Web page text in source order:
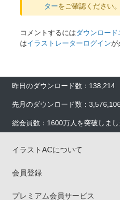
ターをご確認ください。
コメントするにはダウンロー
はイラストレーターログインが
昨日のダウンロード数：138,214
先月のダウンロード数：3,576,106
総会員数：1600万人を突破しまし
イラストACについて
会員登録
プレミアム会員サービス